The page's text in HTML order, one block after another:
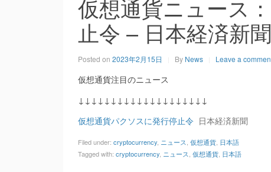
仮想通貨ニュース
止令 – 日本経済新聞
Posted on 2023年2月15日 By News Leave a
仮想通貨注目のニュース
↓↓↓↓↓↓↓↓↓↓↓↓↓↓↓↓↓↓↓↓
仮想通貨パクソスに発行停止令 日本経済新聞
Filed under: cryptocurrency ニュース 仮想通貨 日本語
Tagged with: cryptocurrency ニュース 仮想通貨 日本語